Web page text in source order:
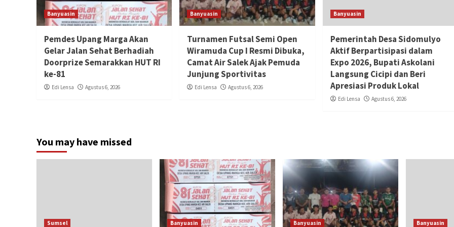
Banyuasin
Pemdes Upang Marga Akan
Gelar Jalan Sehat Berhadiah
Doorprize Semarakkan HUT RI
ke-81
Edi Lensa Agustus 6, 2026
Banyuasin
Turnamen Futsal Semi Open
Wiramuda Cup I Resmi Dibuka,
Camat Air Salek Ajak Pemuda
Junjung Sportivitas
Edi Lensa Agustus 6, 2026
Banyuasin
Pemerintah Desa Sidomulyo
Aktif Berpartisipasi dalam
Expo 2026, Bupati Askolani
Langsung Cicipi dan Beri
Apresiasi Produk Lokal
Edi Lensa Agustus 6, 2026
You may have missed
Sumsel Banyuasin Banyuasin Banyuasin